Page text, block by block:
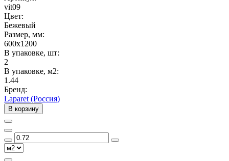
vit09
Цвет:
Бежевый
Размер, мм:
600x1200
В упаковке, шт:
2
В упаковке, м2:
1.44
Бренд:
Laparet (Россия)
В корзину